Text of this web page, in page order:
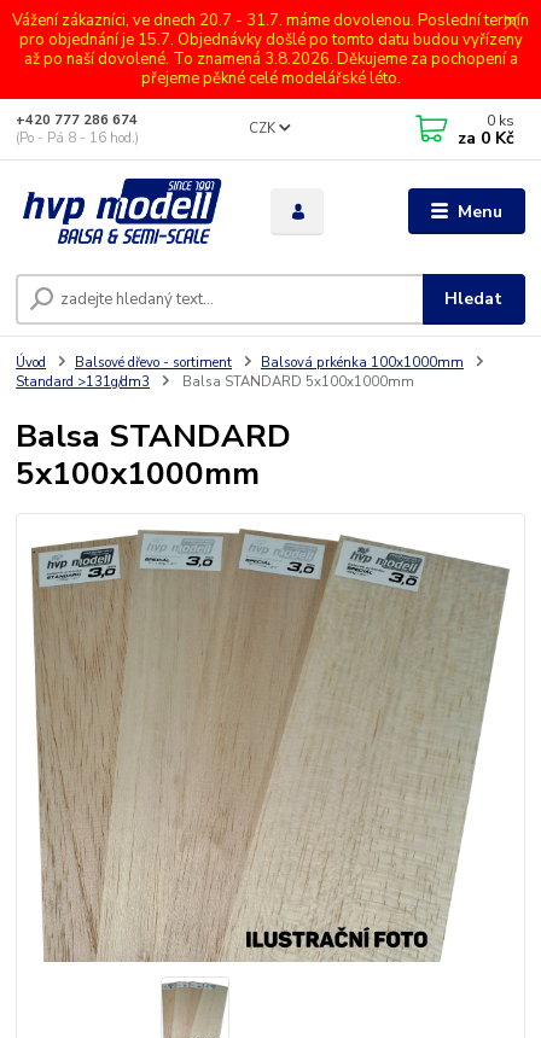
Vážení zákazníci, ve dnech 20.7 - 31.7. máme dovolenou. Poslední termín
pro objednání je 15.7. Objednávky došlé po tomto datu budou vyřízeny
až po naší dovolené. To znamená 3.8.2026. Děkujeme za pochopení a
přejeme pěkné celé modelářské léto.
Menu
CZK
Hledat
+420 777 286 674
(Po - Pá 8 - 16 hod.)
0 ks
za 0 Kč
Úvod Balsové dřevo - sortiment
Balsová prkénka 100x1000mm
Standard >131g/dm3
Balsa STANDARD 5x100x1000mm
Balsa STANDARD
5x100x1000mm